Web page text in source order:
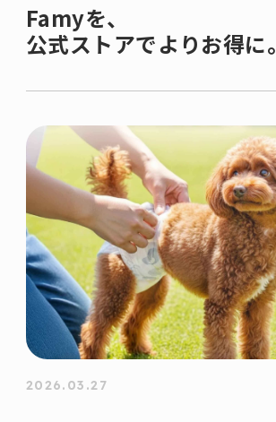
Famyを、
公式ストアでよりお得に。
2026.03.27